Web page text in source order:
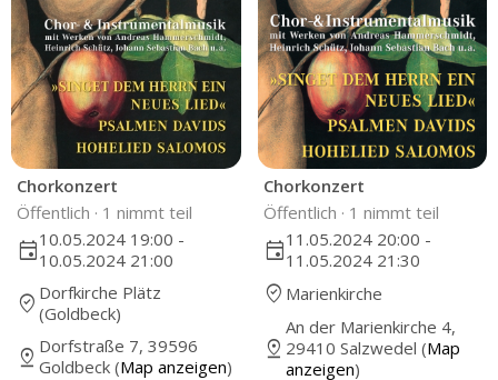
Chorkonzert
Öffentlich · 1 nimmt teil
event10.05.2024 19:00 -
10.05.2024 21:00
where_to_vote Dorfkirche Plätz
(Goldbeck)
pin_drop Dorfstraße 7, 39596
Goldbeck (Map anzeigen)
Chorkonzert
Öffentlich · 1 nimmt teil
event11.05.2024 20:00 -
11.05.2024 21:30
where_to_vote Marienkirche
pin_drop
An der Marienkirche 4,
29410 Salzwedel (Map
anzeigen)